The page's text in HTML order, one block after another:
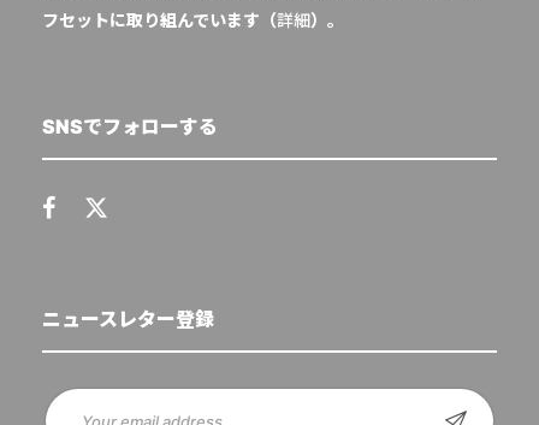
フセットに取り組んでいます（詳細）。
SNSでフォローする
ニュースレター登録